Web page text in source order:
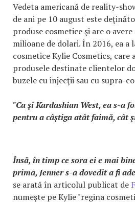
Vedeta americană de reality-
de ani pe 10 august este
produse cosmetice şi are o
milioane de dolari. În 2016, ea a
cosmetice Kylie Cosmetics, care
produsele destinate clientelor
buzele cu injecţii sau cu supra-
"Ca şi Kardashian West, ea s-a
pentru a câştiga atât faimă, cât
Însă, în timp ce sora ei e mai
prima, Jenner s-a dovedit a fi
se arată în articolul publicat de
numeşte pe Kylie "regina